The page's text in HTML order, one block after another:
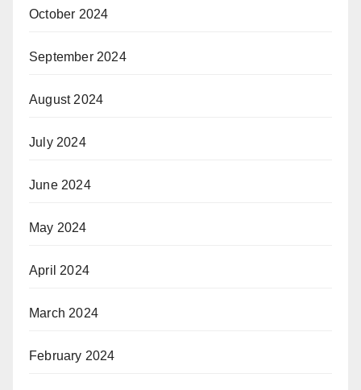
October 2024
September 2024
August 2024
July 2024
June 2024
May 2024
April 2024
March 2024
February 2024